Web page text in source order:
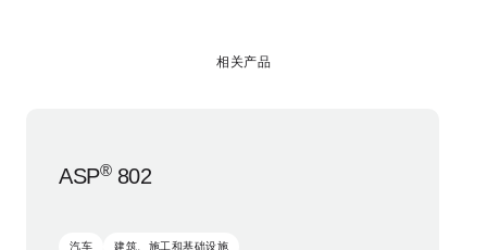
相关产品
ASP®802
汽车 建筑、施工和基础设施